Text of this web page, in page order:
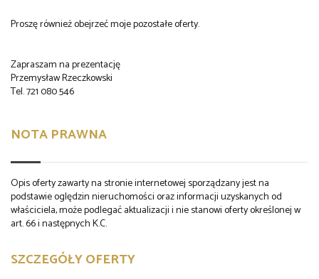
Proszę również obejrzeć moje pozostałe oferty.
Zapraszam na prezentację
Przemysław Rzeczkowski
Tel. 721 080 546
NOTA PRAWNA
Opis oferty zawarty na stronie internetowej sporządzany jest na
podstawie oględzin nieruchomości oraz informacji uzyskanych od
właściciela, może podlegać aktualizacji i nie stanowi oferty określonej w
art. 66 i następnych K.C.
SZCZEGÓŁY OFERTY